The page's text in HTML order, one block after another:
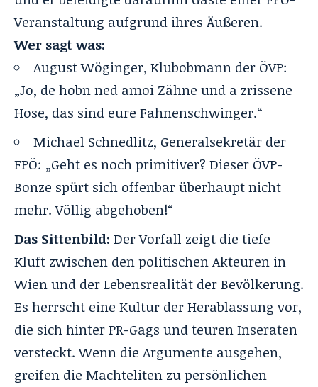
Veranstaltung aufgrund ihres Äußeren.
Wer sagt was:
August Wöginger, Klubobmann der ÖVP:
„Jo, de hobn ned amoi Zähne und a zrissene
Hose, das sind eure Fahnenschwinger.“
Michael Schnedlitz, Generalsekretär der
FPÖ: „Geht es noch primitiver? Dieser ÖVP-
Bonze spürt sich offenbar überhaupt nicht
mehr. Völlig abgehoben!“
Das Sittenbild: Der Vorfall zeigt die tiefe
Kluft zwischen den politischen Akteuren in
Wien und der Lebensrealität der Bevölkerung.
Es herrscht eine Kultur der Herablassung vor,
die sich hinter PR-Gags und teuren Inseraten
versteckt. Wenn die Argumente ausgehen,
greifen die Machteliten zu persönlichen